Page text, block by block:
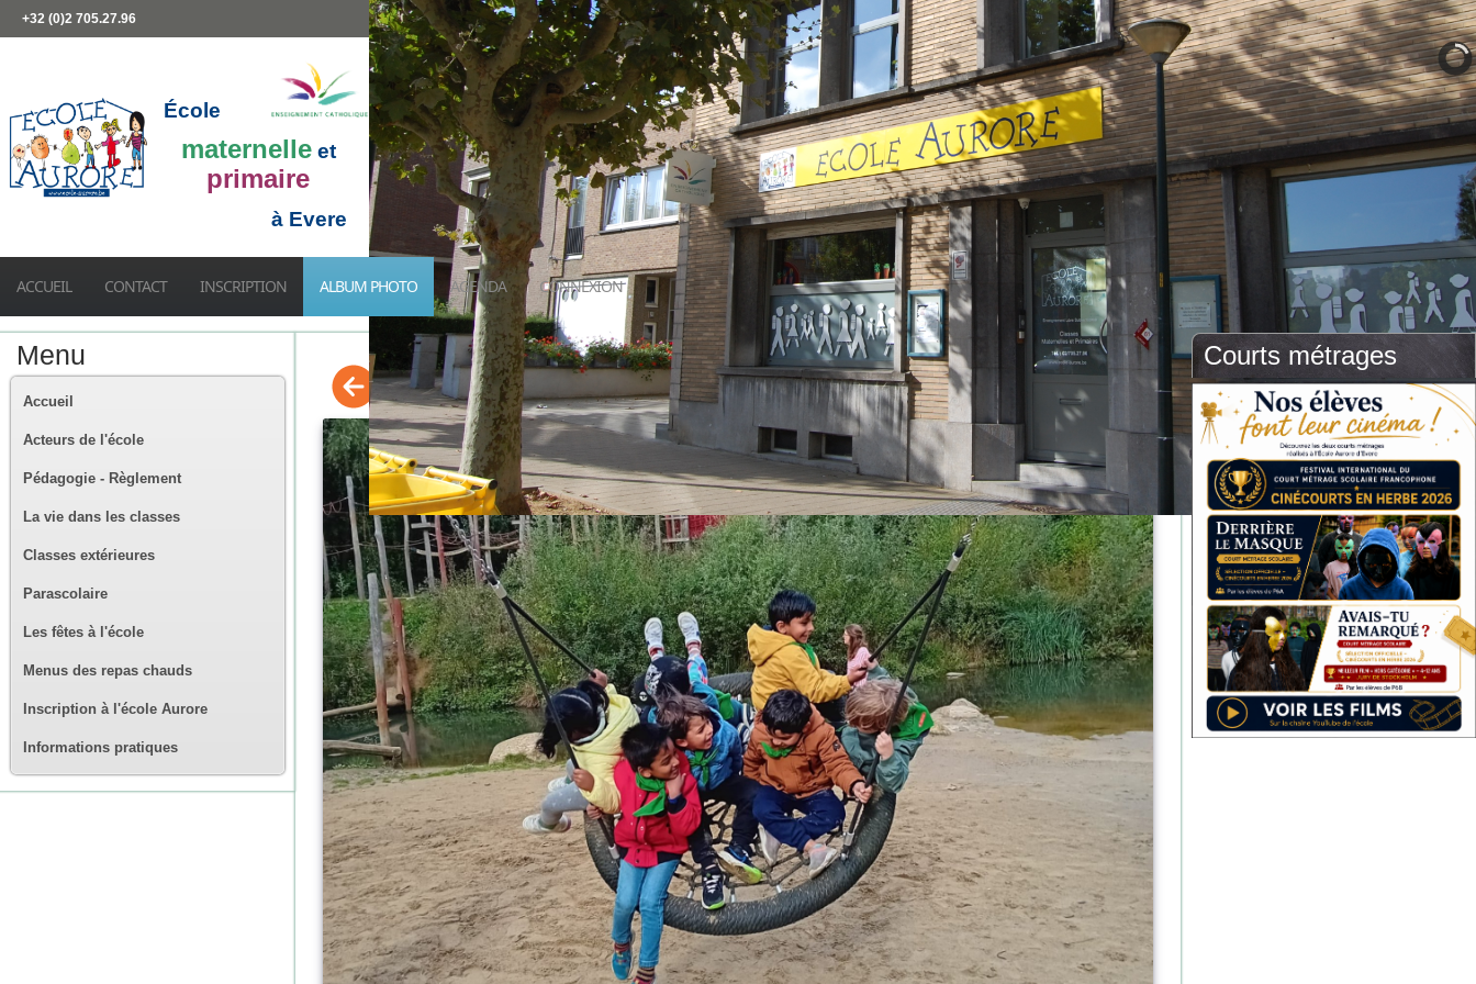
+32 (0)2 705.27.96
École
maternelle et
primaire
à Evere
ACCUEIL CONTACT INSCRIPTION ALBUM PHOTO AGENDA CONNEXION
Menu
Accueil
Acteurs de l'école
Pédagogie - Règlement
La vie dans les classes
Classes extérieures
Parascolaire
Les fêtes à l'école
Menus des repas chauds
Inscription à l'école Aurore
Informations pratiques
Courts métrages